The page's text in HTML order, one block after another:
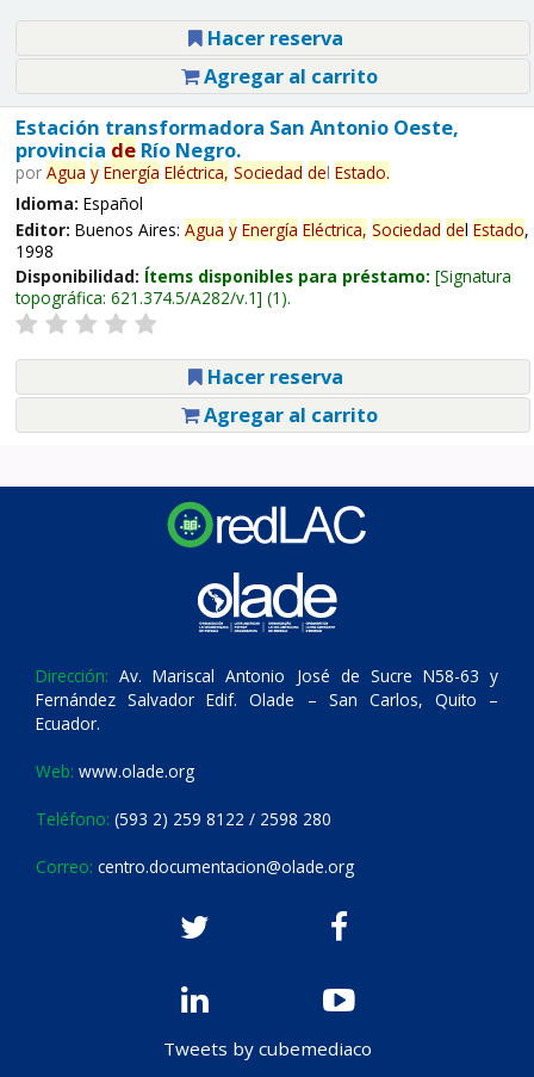
Hacer reserva
Agregar al carrito
Estación transformadora San Antonio Oeste,
provincia deRío Negro.
por Agua y Energía Eléctrica, Sociedad del Estado.
Idioma: Español
Editor: Buenos Aires: Agua y Energía Eléctrica, Sociedad del Estado,
1998
Disponibilidad: Ítems disponibles para préstamo: Signatura
topográfica: 621.374.5/A282/v.1 (1).
Hacer reserva
Agregar al carrito
Dirección: Av. Mariscal Antonio José de Sucre N58-63 y
Fernández Salvador Edif. Olade – San Carlos, Quito –
Ecuador.
Web: www.olade.org
Teléfono: (593 2) 259 8122 / 2598 280
Correo: centro.documentacion@olade.org
Tweets by cubemediaco